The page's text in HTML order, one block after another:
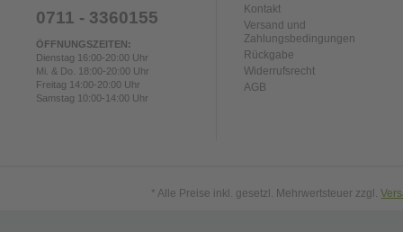
0711 - 3360155
ÖFFNUNGSZEITEN:
Dienstag 16:00-20:00 Uhr
Mi. & Do. 18:00-20:00 Uhr
Freitag 14:00-20:00 Uhr
Samstag 10:00-14:00 Uhr
Kontakt
Versand und
Zahlungsbedingungen
Rückgabe
Widerrufsrecht
AGB
* Alle Preise inkl. gesetzl. Mehrwertsteuer zzgl.